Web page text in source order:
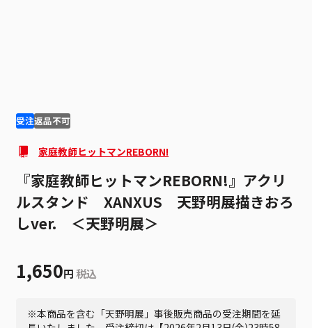
受注返品不可
家庭教師ヒットマンREBORN!
『家庭教師ヒットマンREBORN!』アクリ
ルスタンド XANXUS 天野明展描きおろ
しver. ＜天野明展＞
1,650円 税込
※本商品を含む「天野明展」事後販売商品の受注期間を延